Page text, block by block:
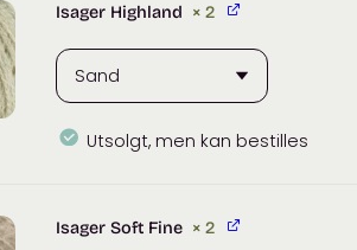
Isager Highland × 2
Utsolgt, men kan bestilles
Isager Soft Fine × 2